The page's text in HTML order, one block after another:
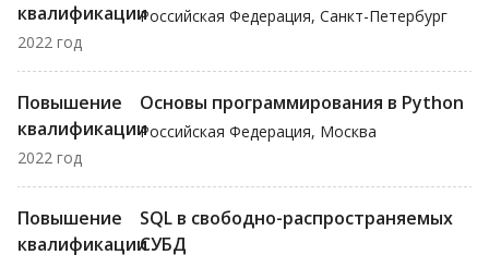
квалификации
2022 год
Российская Федерация, Санкт-Петербург
Повышение
квалификации
2022 год
Основы программирования в Python
Российская Федерация, Москва
Повышение
квалификации
SQL в свободно-распространяемых
СУБД